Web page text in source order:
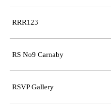
RRR123
RS No9 Carnaby
RSVP Gallery